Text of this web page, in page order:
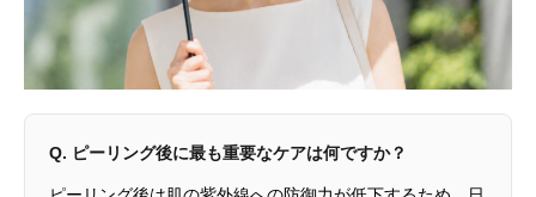
Q. ピーリング後に最も重要なケアは何ですか？